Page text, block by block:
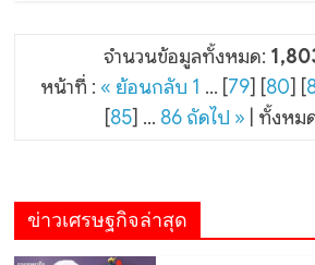
จำนวนข้อมูลทั้งหมด:
หน้าที่ : « ย้อนกลับ 1 ... [79] [80] [
[85] ... 86 ถัดไป » | ทั้งหม
ข่าวเศรษฐกิจล่าสุด